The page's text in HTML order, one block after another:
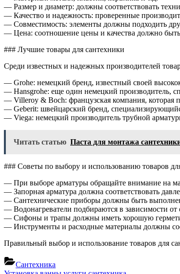
— Размер и диаметр: должны соответствовать
— Качество и надежность: проверенные
— Совместимость: элементы должны подходить
— Цена: соотношение цены и качества должно
### Лучшие товары для сантехники
Среди известных и надежных производителей
— Grohe: немецкий бренд, известный своей
— Hansgrohe: еще один немецкий производитель,
— Villeroy & Boch: французская компания, которая
— Geberit: швейцарский бренд,
— Viega: немецкий производитель трубной
Читать статью Паста для монтажа
### Советы по выбору и использованию товаров
— При выборе арматуры обращайте внимание на
— Запорная арматура должна соответствовать
— Сантехнические приборы должны быть
— Водонагреватели подбираются в зависимости от
— Сифоны и трапы должны иметь хорошую
— Инструменты и расходные материалы должны
Правильный выбор и использование товаров для
Сантехника